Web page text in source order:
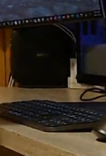
10:25